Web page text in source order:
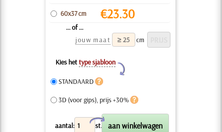
60x37 cm €23.30
... of ...
jouw maat
cm
Kies hettype sjabloon
Y
STANDAARD
3D (voor gips), prijs +30%
aantal: st.
X